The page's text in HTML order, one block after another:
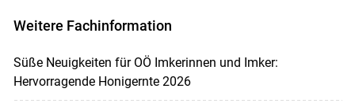
Weitere Fachinformation
Süße Neuigkeiten für OÖ Imkerinnen und Imker:
Hervorragende Honigernte 2026